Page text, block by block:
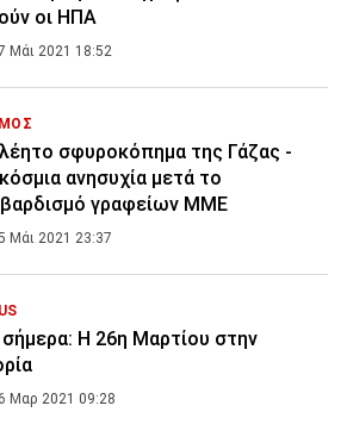
οι ΗΠΑ
Μάι 2021 18:52
σφυροκόπημα της Γάζας -
ανησυχία μετά το
γραφείων ΜΜΕ
Μάι 2021 23:37
σήμερα: Η 26η Μαρτίου στην
Μαρ 2021 09:28